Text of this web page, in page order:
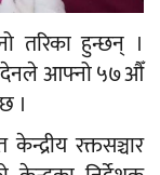
तरिका हुन्छन् ।
लिङ्देनले आफ्नो ५७औँ
।
रक्तसञ्चार